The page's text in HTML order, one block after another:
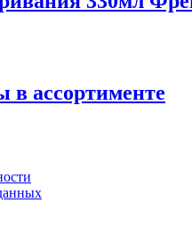
ассортименте